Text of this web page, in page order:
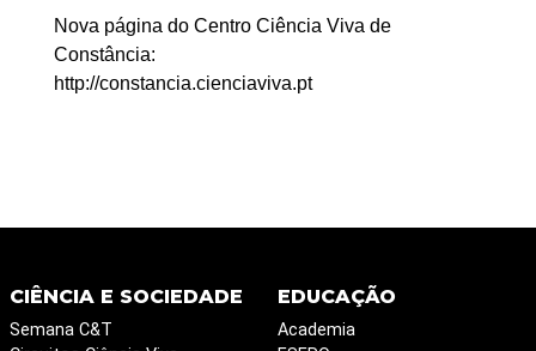
Nova página do Centro Ciência Viva de
Constância:
http://constancia.cienciaviva.pt
CIÊNCIA E SOCIEDADE
Semana C&T
EDUCAÇÃO
Academia